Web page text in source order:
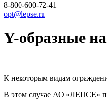
8-800-600-72-41
opt@lepse.ru
Y-образные
К некоторым видам
В этом случае АО «ЛЕПСЕ»